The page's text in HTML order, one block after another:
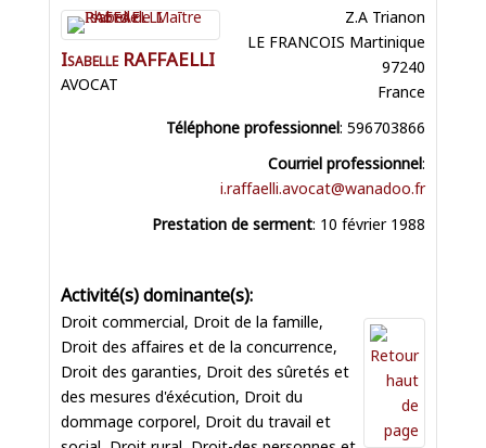
Isabelle RAFFAELLI
AVOCAT
Z.A Trianon
LE FRANCOIS Martinique
97240
France
Téléphone professionnel: 596703866
Courriel professionnel:
i.raffaelli.avocat@wanadoo.fr
Prestation de serment: 10 février 1988
Droit commercial, Droit de la famille,
Droit des affaires et de la concurrence,
Droit des garanties, Droit des sûretés et
des mesures d'éxécution, Droit du
dommage corporel, Droit du travail et